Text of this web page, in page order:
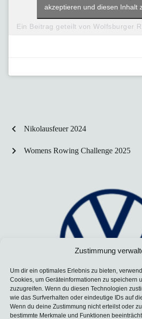
Zustimmung
Um dir ein optimales Erlebnis zu bieten,
Cookies, um Geräteinformationen zu speichern
zuzugreifen. Wenn du diesen Technologien
wie das Surfverhalten oder eindeutige IDs auf
Wenn du deine Zustimmung nicht erteilst oder
bestimmte Merkmale und Funktionen
akzeptieren und diesen Inhalt
chevron_left Nikolausfeuer 2024
Womens Rowing Challenge 2025
chevron_right